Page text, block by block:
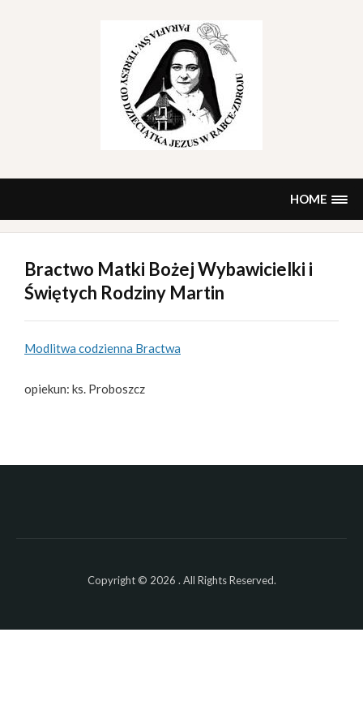
content
HOME
Bractwo Matki Bożej Wybawicielki i
Świętych Rodziny Martin
Modlitwa codzienna Bractwa
opiekun: ks. Proboszcz
Copyright © 2026 . All Rights Reserved.